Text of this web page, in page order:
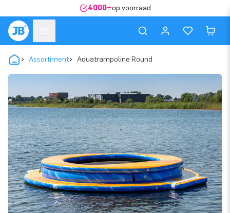
4000+op voorraad
Assortiment Aquatrampoline Round